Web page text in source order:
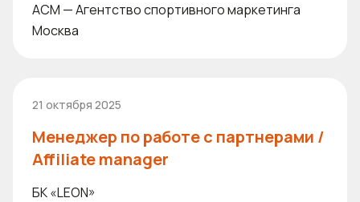
ACM — Агентство спортивного маркетинга
Москва
21 октября 2025
Менеджер по работе с партнерами /
Affiliate manager
БК «LEON»